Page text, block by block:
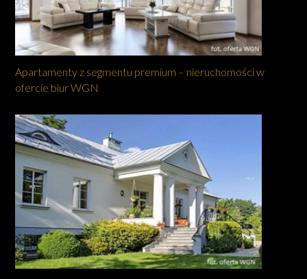
Apartamenty z segmentu premium – nieruchomości w
ofercie biur WGN